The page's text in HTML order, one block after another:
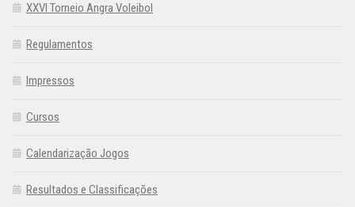
XXVI Torneio Angra Voleibol
Regulamentos
Impressos
Cursos
Calendarização Jogos
Resultados e Classificações